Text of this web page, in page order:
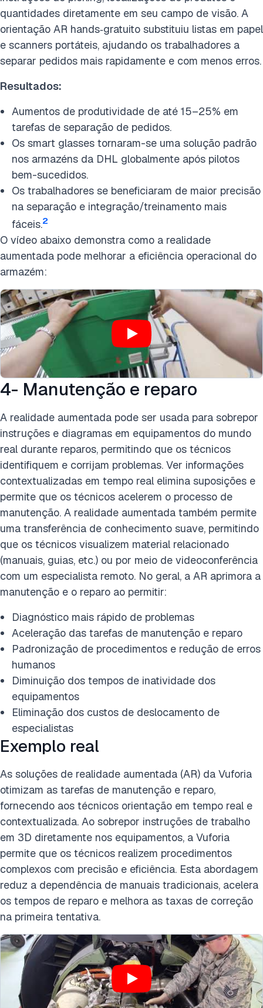
quantidades diretamente em seu campo de visão. A
orientação AR hands‑gratuito substituiu listas em papel
e scanners portáteis, ajudando os trabalhadores a
separar pedidos mais rapidamente e com menos erros.
Resultados:
Aumentos de produtividade de até 15–25% em
tarefas de separação de pedidos.
Os smart glasses tornaram-se uma solução padrão
nos armazéns da DHL globalmente após pilotos
bem-sucedidos.
Os trabalhadores se beneficiaram de maior precisão
na separação e integração/treinamento mais
fáceis.2
O vídeo abaixo demonstra como a realidade
aumentada pode melhorar a eficiência operacional do
armazém:
4- Manutenção e reparo
A realidade aumentada pode ser usada para sobrepor
instruções e diagramas em equipamentos do mundo
real durante reparos, permitindo que os técnicos
identifiquem e corrijam problemas. Ver informações
contextualizadas em tempo real elimina suposições e
permite que os técnicos acelerem o processo de
manutenção. A realidade aumentada também permite
uma transferência de conhecimento suave, permitindo
que os técnicos visualizem material relacionado
(manuais, guias, etc.) ou por meio de videoconferência
com um especialista remoto. No geral, a AR aprimora a
manutenção e o reparo ao permitir:
Diagnóstico mais rápido de problemas
Aceleração das tarefas de manutenção e reparo
Padronização de procedimentos e redução de erros
humanos
Diminuição dos tempos de inatividade dos
equipamentos
Eliminação dos custos de deslocamento de
especialistas
Exemplo real
As soluções de realidade aumentada (AR) da Vuforia
otimizam as tarefas de manutenção e reparo,
fornecendo aos técnicos orientação em tempo real e
contextualizada. Ao sobrepor instruções de trabalho
em 3D diretamente nos equipamentos, a Vuforia
permite que os técnicos realizem procedimentos
complexos com precisão e eficiência. Esta abordagem
reduz a dependência de manuais tradicionais, acelera
os tempos de reparo e melhora as taxas de correção
na primeira tentativa.